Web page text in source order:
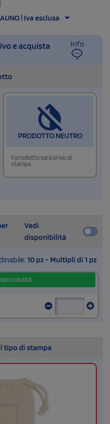
| Iva esclusa
e acquista
Info
PRODOTTO NEUTRO
Il prodotto sarà privo di
stampa.
Vedi
disponibilità
10 pz - Multipli di 1 pz
tipo di stampa